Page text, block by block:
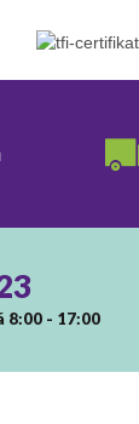
8:00 - 17:00